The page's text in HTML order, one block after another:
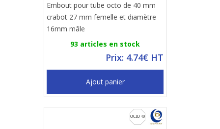
Embout pour tube octo de 40 mm
crabot 27 mm femelle et diamètre
16mm mâle
93 articles en stock
Prix: 4.74€ HT
Ajout panier